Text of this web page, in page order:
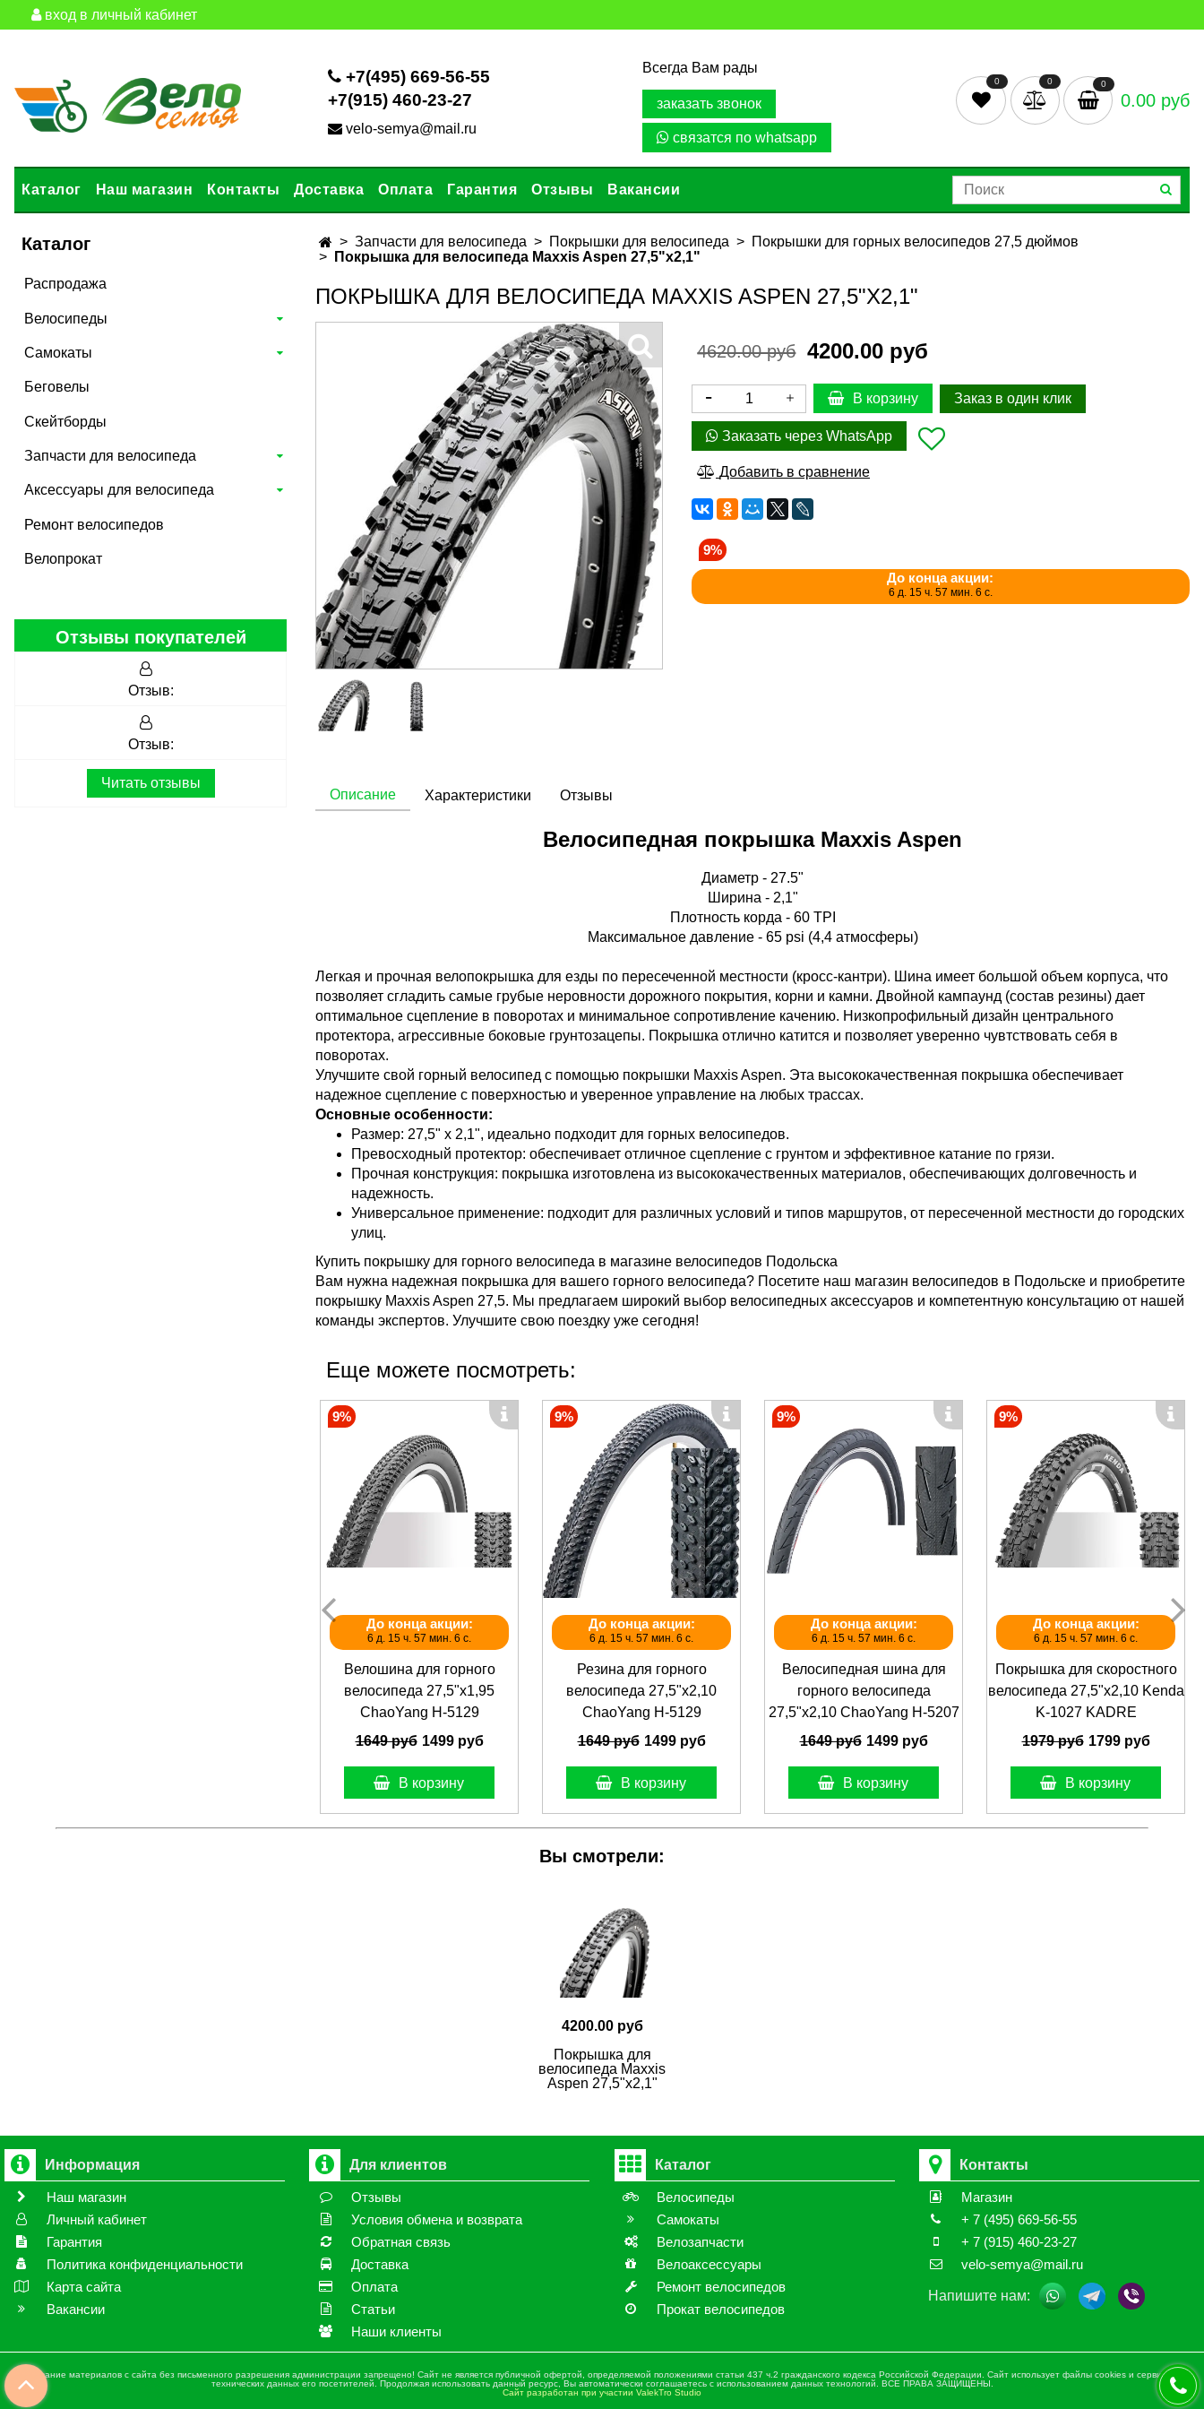
вход в личный кабинет
+7(495) 669-56-55
+7(915) 460-23-27
velo-semya@mail.ru
Всегда Вам рады
заказать звонок
связатся по whatsapp
0 0 0
0.00 руб
Каталог Наш магазин Контакты Доставка Оплата Гарантия Отзывы Вакансии
Каталог
Распродажа
Велосипеды
Самокаты
Беговелы
Скейтборды
Запчасти для велосипеда
Аксессуары для велосипеда
Ремонт велосипедов
Велопрокат
Отзывы покупателей
Отзыв:
Отзыв:
Читать отзывы
Запчасти для велосипеда Покрышки для велосипеда
Покрышки для горных велосипедов 27,5 дюймов
Покрышка для велосипеда Maxxis Aspen 27,5"х2,1"
ПОКРЫШКА ДЛЯ ВЕЛОСИПЕДА MAXXIS ASPEN 27,5"Х2,1"
4620.00 руб 4200.00 руб
В корзину Заказ в один клик
Заказать через WhatsApp
Добавить в сравнение
9%
До конца акции:
6 д. 15 ч. 57 мин. 6 с.
Описание
Велосипедная покрышка Maxxis Aspen
Диаметр - 27.5"
Ширина - 2,1"
Плотность корда - 60 TPI
Максимальное давление - 65 psi (4,4 атмосферы)
Легкая и прочная велопокрышка для езды по пересеченной местности (кросс-кантри). Шина имеет большой объем корпуса, что
позволяет сгладить самые грубые неровности дорожного покрытия, корни и камни. Двойной кампаунд (состав резины) дает
оптимальное сцепление в поворотах и минимальное сопротивление качению. Низкопрофильный дизайн центрального
протектора, агрессивные боковые грунтозацепы. Покрышка отлично катится и позволяет уверенно чувтствовать себя в
поворотах.
Улучшите свой горный велосипед с помощью покрышки Maxxis Aspen. Эта высококачественная покрышка обеспечивает
надежное сцепление с поверхностью и уверенное управление на любых трассах.
Основные особенности:
Размер: 27,5" x 2,1", идеально подходит для горных велосипедов.
Превосходный протектор: обеспечивает отличное сцепление с грунтом и эффективное катание по грязи.
Прочная конструкция: покрышка изготовлена из высококачественных материалов, обеспечивающих долговечность и
надежность.
Универсальное применение: подходит для различных условий и типов маршрутов, от пересеченной местности до городских
улиц.
Купить покрышку для горного велосипеда в магазине велосипедов Подольска
Вам нужна надежная покрышка для вашего горного велосипеда? Посетите наш магазин велосипедов в Подольске и приобретите
покрышку Maxxis Aspen 27,5. Мы предлагаем широкий выбор велосипедных аксессуаров и компетентную консультацию от нашей
команды экспертов. Улучшите свою поездку уже сегодня!
Характеристики Отзывы
Еще можете посмотреть:
9%
До конца акции:
6 д. 15 ч. 57 мин. 6 с.
Велошина для горного
велосипеда 27,5"х1,95
ChaoYang Н-5129
1649 руб 1499 руб
В корзину
9%
До конца акции:
6 д. 15 ч. 57 мин. 6 с.
Резина для горного
велосипеда 27,5"х2,10
ChaoYang Н-5129
1649 руб 1499 руб
В корзину
9%
До конца акции:
6 д. 15 ч. 57 мин. 6 с.
Велосипедная шина для
горного велосипеда
27,5"х2,10 ChaoYang Н-5207
1649 руб 1499 руб
В корзину
9%
До конца акции:
6 д. 15 ч. 57 мин. 6 с.
Покрышка для скоростного
велосипеда 27,5"х2,10 Kenda
K-1027 KADRE
1979 руб 1799 руб
В корзину
Вы смотрели:
4200.00 руб
Покрышка для
велосипеда Maxxis
Aspen 27,5"х2,1"
Информация
Наш магазин
Личный кабинет
Гарантия
Политика конфиденциальности
Карта сайта
Вакансии
Для клиентов
Отзывы
Условия обмена и возврата
Обратная связь
Доставка
Оплата
Статьи
Наши клиенты
Каталог
Велосипеды
Самокаты
Велозапчасти
Велоаксессуары
Ремонт велосипедов
Прокат велосипедов
Контакты
Магазин
+ 7 (495) 669-56-55
+ 7 (915) 460-23-27
velo-semya@mail.ru
Напишите нам:
Копирование материалов с сайта без письменного разрешения администрации запрещено! Сайт не является публичной офертой, определяемой положениями статьи 437 ч.2 гражданского кодекса Российской Федерации. Сайт использует файлы cookies и сервис сбора
технических данных его посетителей. Продолжая использовать данный ресурс, Вы автоматически соглашаетесь с использованием данных технологий. ВСЕ ПРАВА ЗАЩИЩЕНЫ.
Сайт разработан при участии ValekTro Studio